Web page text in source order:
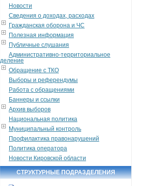
Новости
Сведения о доходах, расходах
Гражданская оборона и ЧС
Полезная информация
Публичные слушания
Административно-территориальное
деление
Обращение с ТКО
Выборы и референдумы
Работа с обращениями
Баннеры и ссылки
Архив выборов
Национальная политика
Муниципальный контроль
Профилактика правонарушений
Политика оператора
Новости Кировской области
СТРУКТУРНЫЕ ПОДРАЗДЕЛЕНИЯ